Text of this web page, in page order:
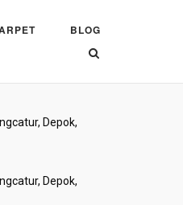
BLOG
Depok,
Depok,